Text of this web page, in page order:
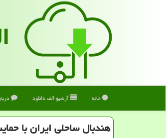
خانه آرشیو الف دانلود
هندبال ساحلی ایران با حمایت